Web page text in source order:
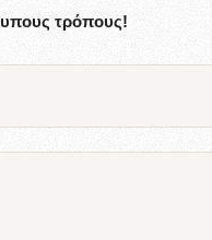
τρόπους!